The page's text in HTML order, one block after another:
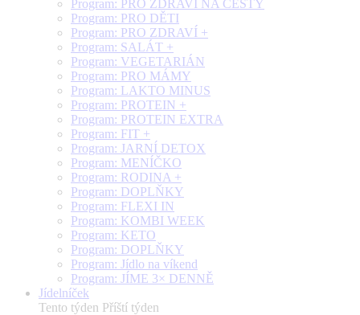
Program: PRO ZDRAVÍ NA CESTY
Program: PRO DĚTI
Program: PRO ZDRAVÍ +
Program: SALÁT +
Program: VEGETARIÁN
Program: PRO MÁMY
Program: LAKTO MINUS
Program: PROTEIN +
Program: PROTEIN EXTRA
Program: FIT +
Program: JARNÍ DETOX
Program: MENÍČKO
Program: RODINA +
Program: DOPLŇKY
Program: FLEXI IN
Program: KOMBI WEEK
Program: KETO
Program: DOPLŇKY
Program: Jídlo na víkend
Program: JÍME 3× DENNĚ
Jídelníček
Tento týden Příští týden